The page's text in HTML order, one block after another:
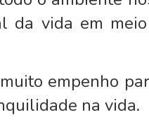
da vida em
empenho
na vida.